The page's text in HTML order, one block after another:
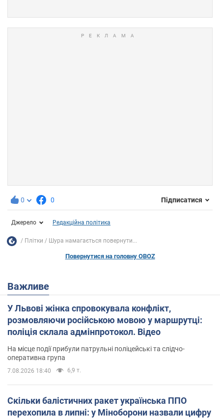
0 0 Підписатися
Джерело Редакційна політика
Плітки Шура намагається повернути...
Повернутися на головну OBOZ
Важливе
У Львові жінка спровокувала конфлікт,
розмовляючи російською мовою у маршрутці:
поліція склала адмінпротокол. Відео
На місце події прибули патрульні поліцейські та слідчо-
оперативна група
7.08.2026 18:40 6,9 т.
Скільки балістичних ракет українська ППО
перехопила в липні: у Міноборони назвали цифру